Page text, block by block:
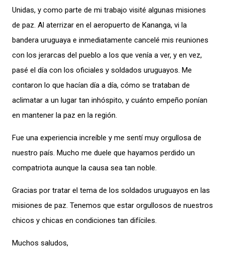
Unidas, y como parte de mi trabajo visité algunas misiones
de paz. Al aterrizar en el aeropuerto de Kananga, vi la
bandera uruguaya e inmediatamente cancelé mis reuniones
con los jerarcas del pueblo a los que venía a ver, y en vez,
pasé el día con los oficiales y soldados uruguayos. Me
contaron lo que hacían día a día, cómo se trataban de
aclimatar a un lugar tan inhóspito, y cuánto empeño ponían
en mantener la paz en la región.
Fue una experiencia increíble y me sentí muy orgullosa de
nuestro país. Mucho me duele que hayamos perdido un
compatriota aunque la causa sea tan noble.
Gracias por tratar el tema de los soldados uruguayos en las
misiones de paz. Tenemos que estar orgullosos de nuestros
chicos y chicas en condiciones tan difíciles.
Muchos saludos,